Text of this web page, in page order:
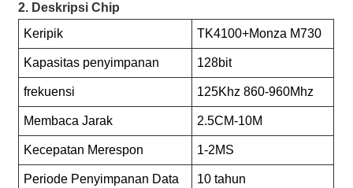
2. Deskripsi Chip
Keripik
TK4100+Monza M730
Kapasitas penyimpanan 128bit
frekuensi 125Khz 860-960Mhz
Membaca Jarak 2.5CM-10M
Kecepatan Merespon 1-2MS
Periode Penyimpanan Data 10 tahun